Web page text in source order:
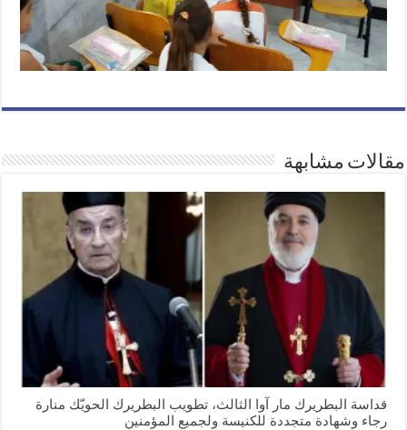
مقالات مشابهة
قداسة البطريرك مار آوا الثالث، تطويب البطريرك الحويّك منارة
رجاء وشهادة متجددة للكنيسة ولجميع المؤمنين